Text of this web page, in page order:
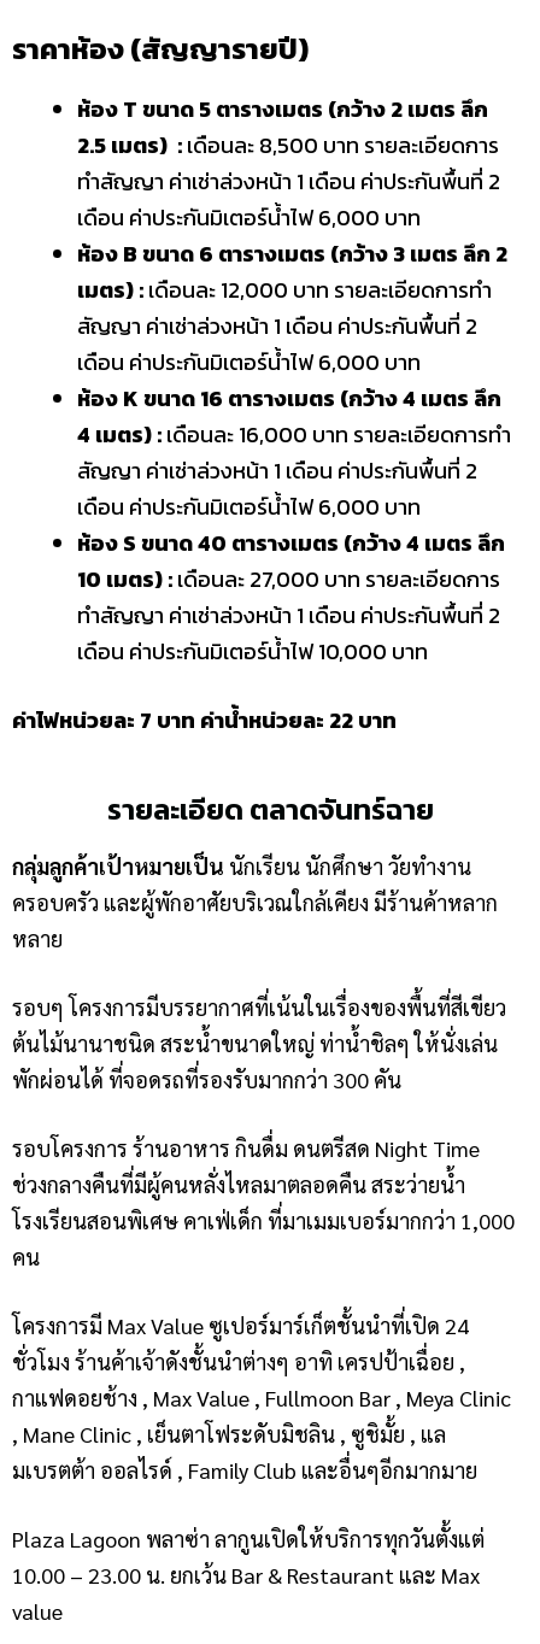
ราคาห้อง (สัญญารายปี)
ห้อง T ขนาด 5 ตารางเมตร (กว้าง 2 เมตร ลึก
2.5 เมตร) :เดือนละ 8,500 บาท รายละเอียดการ
ทำสัญญา ค่าเช่าล่วงหน้า 1 เดือน ค่าประกันพื้นที่ 2
เดือน ค่าประกันมิเตอร์น้ำไฟ 6,000 บาท
ห้อง B ขนาด 6 ตารางเมตร (กว้าง 3 เมตร ลึก 2
เมตร) :เดือนละ 12,000 บาท รายละเอียดการทำ
สัญญา ค่าเช่าล่วงหน้า 1 เดือน ค่าประกันพื้นที่ 2
เดือน ค่าประกันมิเตอร์น้ำไฟ 6,000 บาท
ห้อง K ขนาด 16 ตารางเมตร (กว้าง 4 เมตร ลึก
4 เมตร) :เดือนละ 16,000 บาท รายละเอียดการทำ
สัญญา ค่าเช่าล่วงหน้า 1 เดือน ค่าประกันพื้นที่ 2
เดือน ค่าประกันมิเตอร์น้ำไฟ 6,000 บาท
ห้อง S ขนาด 40 ตารางเมตร (กว้าง 4 เมตร ลึก
10 เมตร) :เดือนละ 27,000 บาท รายละเอียดการ
ทำสัญญา ค่าเช่าล่วงหน้า 1 เดือน ค่าประกันพื้นที่ 2
เดือน ค่าประกันมิเตอร์น้ำไฟ 10,000 บาท
ค่าไฟหน่วยละ 7 บาท ค่าน้ำหน่วยละ 22 บาท
รายละเอียด ตลาดจันทร์ฉาย
กลุ่มลูกค้าเป้าหมายเป็น นักเรียน นักศึกษา วัยทำงาน
ครอบครัว และผู้พักอาศัยบริเวณใกล้เคียง มีร้านค้าหลาก
หลาย
รอบๆ โครงการมีบรรยากาศที่เน้นในเรื่องของพื้นที่สีเขียว
ต้นไม้นานาชนิด สระน้ำขนาดใหญ่ ท่าน้ำชิลๆ ให้นั่งเล่น
พักผ่อนได้ ที่จอดรถที่รองรับมากกว่า 300 คัน
รอบโครงการ ร้านอาหาร กินดื่ม ดนตรีสด Night Time
ช่วงกลางคืนที่มีผู้คนหลั่งไหลมาตลอดคืน สระว่ายน้ำ
โรงเรียนสอนพิเศษ คาเฟ่เด็ก ที่มาเมมเบอร์มากกว่า 1,000
คน
โครงการมี Max Value ซูเปอร์มาร์เก็ตชั้นนำที่เปิด 24
ชั่วโมง ร้านค้าเจ้าดังชั้นนำต่างๆ อาทิ เครปป้าเฉื่อย ,
กาแฟดอยช้าง , Max Value , Fullmoon Bar , Meya Clinic
, Mane Clinic , เย็นตาโฟระดับมิชลิน , ซูชิมั้ย , แล
มเบรตต้า ออลไรด์ , Family Club และอื่นๆอีกมากมาย
Plaza Lagoon พลาซ่า ลากูนเปิดให้บริการทุกวันตั้งแต่
10.00 – 23.00 น. ยกเว้น Bar & Restaurant และ Max
value